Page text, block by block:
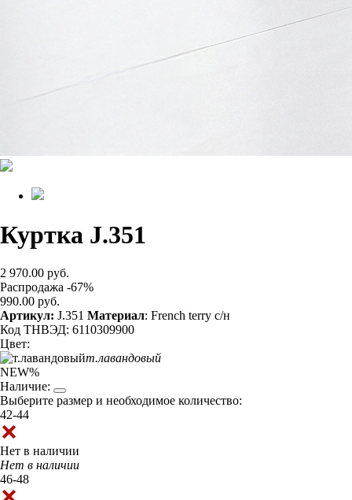
Куртка J.351
2 970.00 руб.
Распродажа -67%
990.00 руб.
Артикул: J.351 Материал: French terry с/н
Код ТНВЭД: 6110309900
Цвет:
т.лавандовый
NEW%
Наличие:
Выберите размер и необходимое количество:
42-44
Нет в наличии
Нет в наличии
46-48